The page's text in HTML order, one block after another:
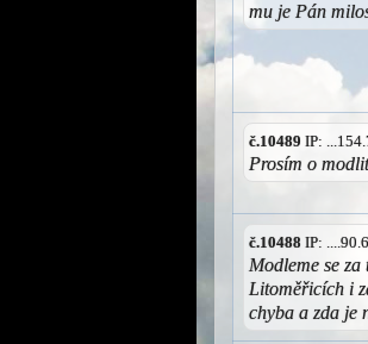
mu je Pán
č.10489 IP:
Prosím o
č.10488 IP:
Modleme se
Litoměřicích i
chyba a zda je